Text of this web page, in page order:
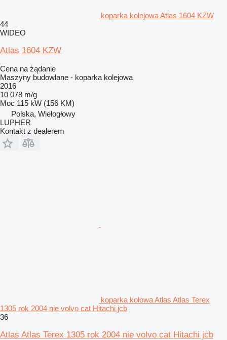
koparka kolejowa Atlas 1604 KZW
44
WIDEO
Atlas 1604 KZW
Cena na żądanie
Maszyny budowlane - koparka kolejowa
2016
10 078 m/g
Moc 115 kW (156 KM)
Polska, Wielogłowy
LUPHER
Kontakt z dealerem
koparka kołowa Atlas Atlas Terex
1305 rok 2004 nie volvo cat Hitachi jcb
36
Atlas Atlas Terex 1305 rok 2004 nie volvo cat Hitachi jcb